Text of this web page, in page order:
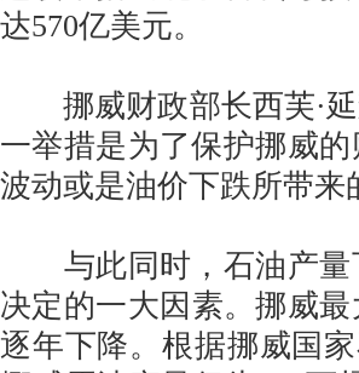
达570亿美元。
挪威财政部长西芙·延
一举措是为了保护挪威
波动或是油价下跌所带来
与此同时，石油产量
决定的一大因素。挪威
逐年下降。根据挪威国